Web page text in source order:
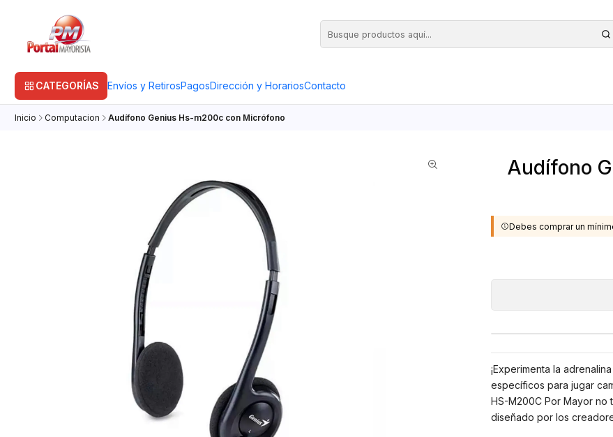
CATEGORÍAS Envíos y RetirosPagosDirección y HorariosContacto
Inicio Computacion Audífono Genius Hs-m200c con Micrófono
Audífono
Debes comprar un
¡Experimenta la
específicos para jugar
HS-M200C Por Mayor no
diseñado por los